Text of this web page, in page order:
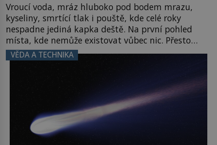
Vroucí voda, mráz hluboko pod bodem mrazu,
kyseliny, smrtící tlak i pouště, kde celé roky
nespadne jediná kapka deště. Na první pohled
místa, kde nemůže existovat vůbec nic. Přesto
právě tady vědci objevují organismy, které
posouvají hranice života. Každý nový nález mění
naše představy o tom, co všechno dokáže příroda a
napovídá, kde bychom jednou […]
VĚDA A TECHNIKA